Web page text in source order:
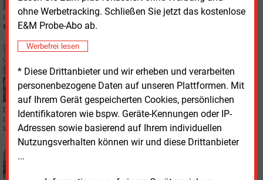
ohne Werbetracking. Schließen Sie jetzt das kostenlose
E&M Probe-Abo ab.
Werbefrei lesen
* Diese Drittanbieter und wir erheben und verarbeiten
personenbezogene Daten auf unseren Plattformen. Mit
auf Ihrem Gerät gespeicherten Cookies, persönlichen
Identifikatoren wie bspw. Geräte-Kennungen oder IP-
Adressen sowie basierend auf Ihrem individuellen
Nutzungsverhalten können wir und diese Drittanbieter
...
In der Nähe des ehemaligen Kernkraftwerkes Würgassen soll für rund 92
Millionen Euro einer der größten Batteriespeicher Deutschlands entstehen.
Erhebliche Kostensenkungen durch Flexibilität
Der systemdienliche Betrieb von Wärmepumpen, Batteriespeichern und
Ladestationen führt zu erheblichen Kostensenkungen. Bis zu 70 Prozent
lassen sich sparen, so eine Studie.
Eon baut Batterie-Großspeicher in Wales